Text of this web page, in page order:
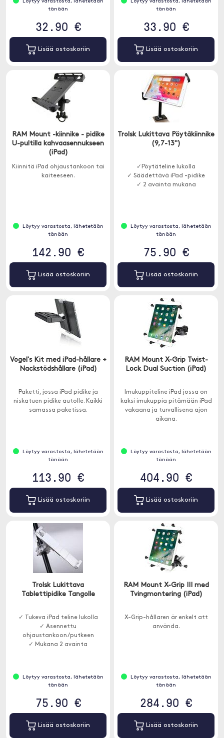
Löytyy varastosta, lähetetään
tänään
32.90 €
Lisää ostoskoriin
Löytyy varastosta, lähetetään
tänään
33.90 €
Lisää ostoskoriin
RAM Mount -kiinnike - pidike
U-pultilla kahvaasennukseen
(iPad)
Kiinnitä iPad ohjaustankoon tai
kaiteeseen.
Löytyy varastosta, lähetetään
tänään
142.90 €
Lisää ostoskoriin
Trolsk Lukittava Pöytäkiinnike
(9,7-13")
✓Pöytäteline lukolla
✓ Säädettävä iPad -pidike
✓ 2 avainta mukana
Löytyy varastosta, lähetetään
tänään
75.90 €
Lisää ostoskoriin
Vogel's Kit med iPad-hållare +
Nackstödshållare (iPad)
Paketti, jossa iPad pidike ja
niskatuen pidike autolle. Kaikki
samassa paketissa.
Löytyy varastosta, lähetetään
tänään
113.90 €
Lisää ostoskoriin
RAM Mount X-Grip Twist-
Lock Dual Suction (iPad)
Imukuppiteline iPad jossa on
kaksi imukuppia pitämään iPad
vakaana ja turvallisena ajon
aikana.
Löytyy varastosta, lähetetään
tänään
404.90 €
Lisää ostoskoriin
Trolsk Lukittava
Tablettipidike Tangolle
✓ Tukeva iPad teline lukolla
✓ Asennettu
ohjaustankoon/putkeen
✓ Mukana 2 avainta
Löytyy varastosta, lähetetään
tänään
75.90 €
Lisää ostoskoriin
RAM Mount X-Grip III med
Tvingmontering (iPad)
X-Grip-hållaren är enkelt att
använda.
Löytyy varastosta, lähetetään
tänään
284.90 €
Lisää ostoskoriin